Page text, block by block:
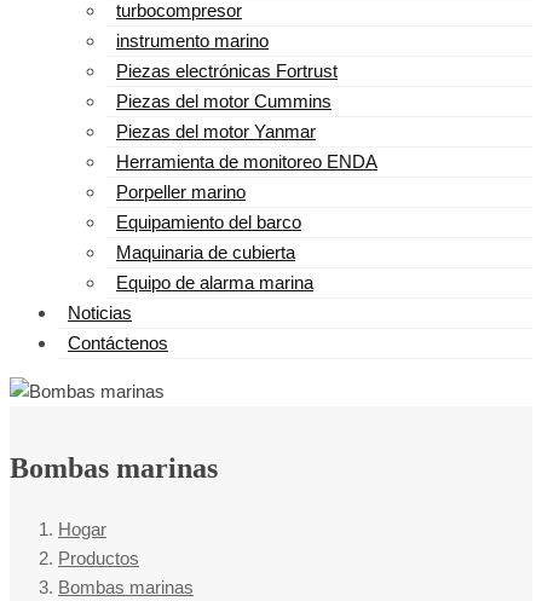
turbocompresor
instrumento marino
Piezas electrónicas Fortrust
Piezas del motor Cummins
Piezas del motor Yanmar
Herramienta de monitoreo ENDA
Porpeller marino
Equipamiento del barco
Maquinaria de cubierta
Equipo de alarma marina
Noticias
Contáctenos
Bombas marinas
Hogar
Productos
Bombas marinas